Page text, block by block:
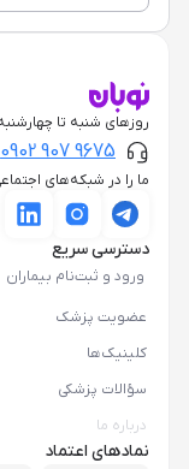
روزهای شنبه تا چهارشنبه 8 الی 16، پنجشنبه 8 الی
0902 907 9675
ما را در شبکه‌های
دسترسی سریع
ورود و ثبت‌نام بیماران
عضویت پزشک
کلینیک‌ها
سؤالات پزشکی
درباره ما
نمادهای اعتماد